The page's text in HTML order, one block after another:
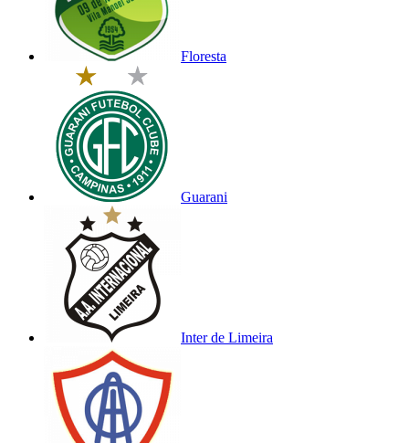
Floresta
Guarani
Inter de Limeira